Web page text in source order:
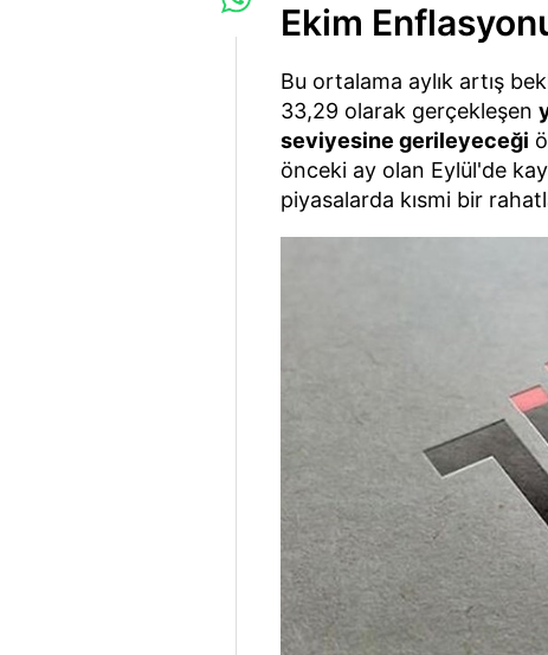
Ekim
Bu ortalama aylık artış
33,29 olarak gerçekleşen
seviyesine gerileyeceği
önceki ay olan Eylül'de
piyasalarda kısmi bir